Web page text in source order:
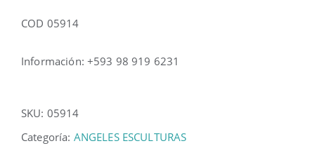
COD 05914
Información: +593 98 919 6231
SKU: 05914
Categoría: ANGELES ESCULTURAS